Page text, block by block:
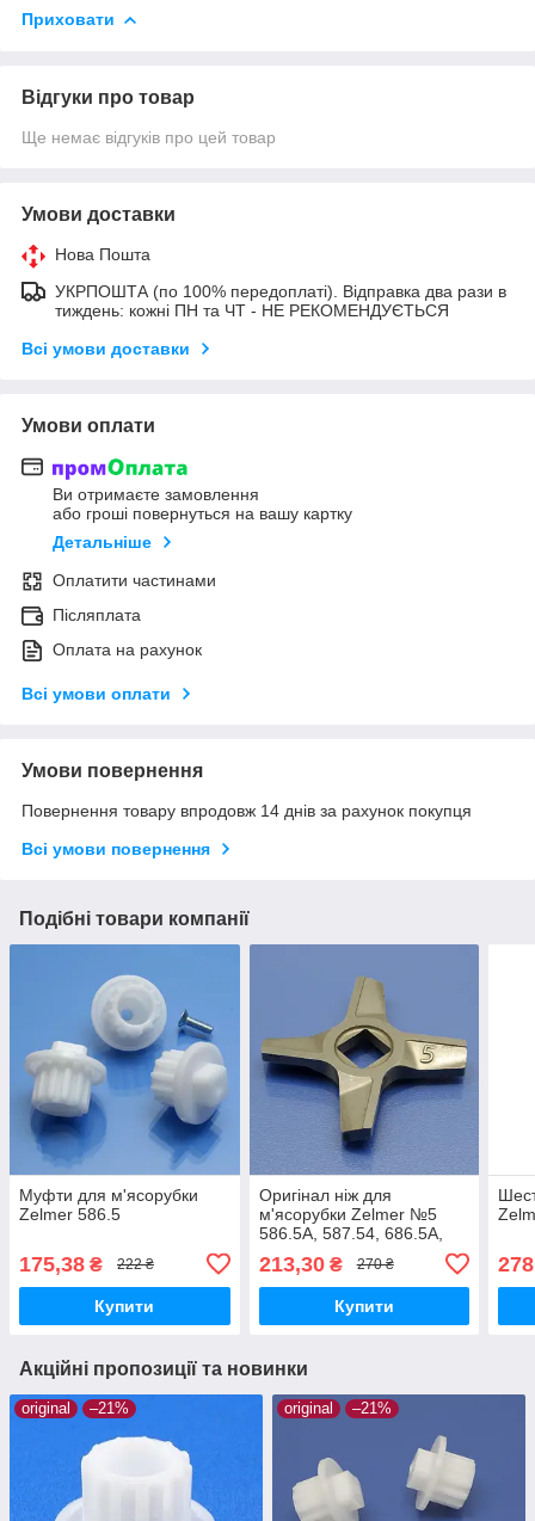
Приховати
Відгуки про товар
Ще немає відгуків про цей товар
Умови доставки
Нова Пошта
УКРПОШТА (по 100% передоплаті). Відправка два рази в
тиждень: кожні ПН та ЧТ - НЕ РЕКОМЕНДУЄТЬСЯ
Всі умови доставки
Умови оплати
Ви отримаєте замовлення
або гроші повернуться на вашу картку
Детальніше
Оплатити частинами
Післяплата
Оплата на рахунок
Всі умови оплати
Умови повернення
Повернення товару впродовж 14 днів за рахунок покупця
Всі умови повернення
Подібні товари компанії
Муфти для м'ясорубки
Zelmer 586.5
175,38 ₴ 222 ₴
Купити
Оригінал ніж для
м'ясорубки Zelmer №5
586.5A, 587.54, 686.5A,
ZMM0854, ZMM0954,
ZMM1005, ZMM1054
213,30₴ 270 ₴
Купити
Акційні пропозиції та новинки
original –21% original –21%